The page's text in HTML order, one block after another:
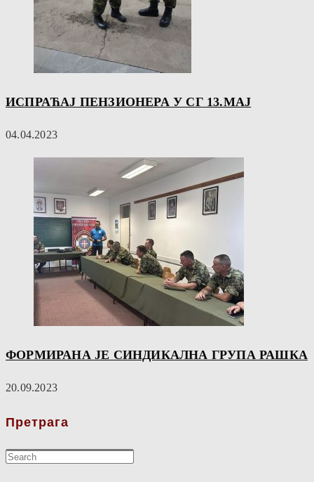
ИСПРАЋАЈ ПЕНЗИОНЕРА У СГ 13.МАЈ
04.04.2023
ФОРМИРАНА ЈЕ СИНДИКАЛНА ГРУПА РАШКА
20.09.2023
Претрага